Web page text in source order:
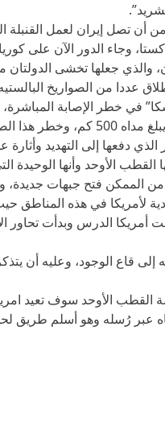
أن تصل إيران لعمل القنبلة
وجاء الدور الآن على
جعلها تخشى الدولتان
عددا من الصواريخ
وألاسكا” في خطر الإصابة
أعلنت أيضاً عن صاروخ يبلغ مداه 300 كم
الذي دفعها إلى التهديد
الأوحد وأنها الوحيدة
من الممكن فتح جبهات جديدة،
لأمريكا في هذه المناطق
أمريكا الدرس وبدأت
إلى قاع الوجود، وعليه أن
القطب الأوحد سوف تعيد
عبر رُسله وهو أسلم طريق